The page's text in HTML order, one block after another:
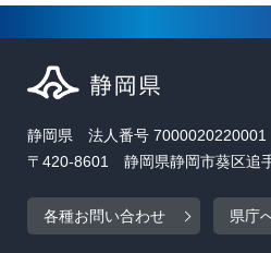
静岡県 法人番号 7000020220001
〒420-8601 静岡県静岡市葵区追
各種お問い合わせ 県庁